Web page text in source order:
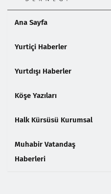
Ana Sayfa
Yurtiçi Haberler
Yurtdışı Haberler
Köşe Yazıları
Halk Kürsüsü Kurumsal
Muhabir Vatandaş
Haberleri